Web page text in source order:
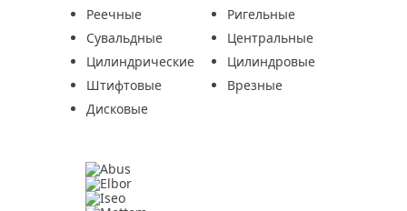
Реечные
Ригельные
Сувальдные
Центральные
Цилиндрические
Цилиндровые
Штифтовые
Врезные
Дисковые